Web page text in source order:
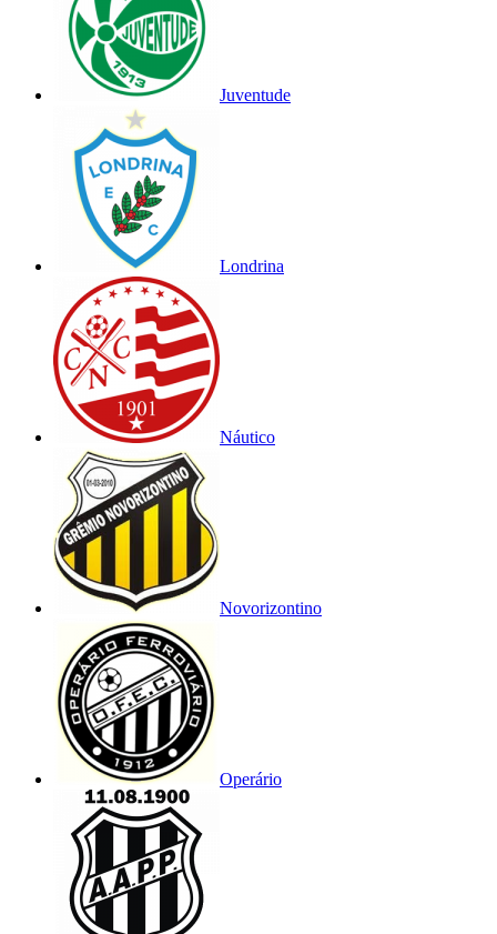
Juventude
Londrina
Náutico
Novorizontino
Operário